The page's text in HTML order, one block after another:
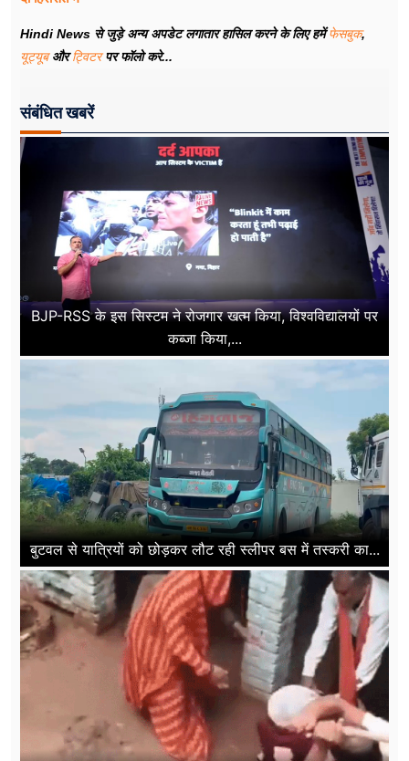
Hindi News से जुड़े अन्य अपडेट लगातार हासिल करने के लिए हमेंफेसबुक,
यूट्यूबऔरट्विटरपर फॉलो करे...
संबंधित खबरें
BJP-RSS के इस सिस्टम ने रोजगार खत्म किया, विश्वविद्यालयों पर
कब्जा किया,...
बुटवल से यात्रियों को छोड़कर लौट रही स्लीपर बस में तस्करी का...